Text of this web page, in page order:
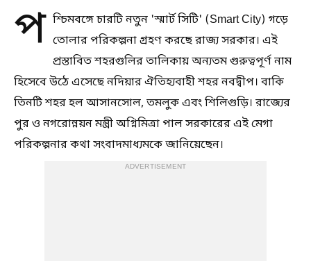
প শ্চিমবঙ্গে চারটি নতুন 'স্মার্ট সিটি' (Smart City) গড়ে
তোলার পরিকল্পনা গ্রহণ করছে রাজ্য সরকার। এই
প্রস্তাবিত শহরগুলির তালিকায় অন্যতম গুরুত্বপূর্ণ নাম
হিসেবে উঠে এসেছে নদিয়ার ঐতিহ্যবাহী শহর নবদ্বীপ। বাকি
তিনটি শহর হল আসানসোল, তমলুক এবং শিলিগুড়ি। রাজ্যের
পুর ও নগরোন্নয়ন মন্ত্রী অগ্নিমিত্রা পাল সরকারের এই মেগা
পরিকল্পনার কথা সংবাদমাধ্যমকে জানিয়েছেন।
ADVERTISEMENT